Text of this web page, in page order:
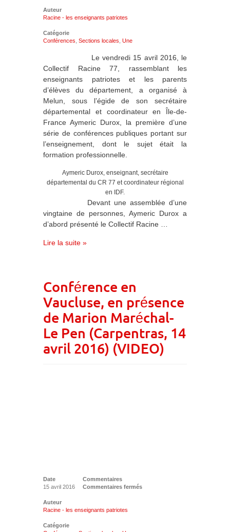
Auteur
Racine - les enseignants patriotes
Catégorie
Conférences Sections locales Une
Le vendredi 15 avril 2016, le
Collectif Racine 77, rassemblant les
enseignants patriotes et les parents
d’élèves du département, a organisé à
Melun, sous l’égide de son secrétaire
départemental et coordinateur en Île-de-
France Aymeric Durox, la première d’une
série de conférences publiques portant sur
l’enseignement, dont le sujet était la
formation professionnelle.
Aymeric Durox, enseignant, secrétaire
départemental du CR 77 et coordinateur régional
en IDF.
Devant une assemblée d’une
vingtaine de personnes, Aymeric Durox a
d’abord présenté le Collectif Racine …
Lire la suite »
Conférence en
Vaucluse, en présence
de Marion Maréchal-
Le Pen (Carpentras, 14
avril 2016) (VIDEO)
Date
15 avril 2016
Commentaires
Commentaires fermés
Auteur
Racine - les enseignants patriotes
Catégorie